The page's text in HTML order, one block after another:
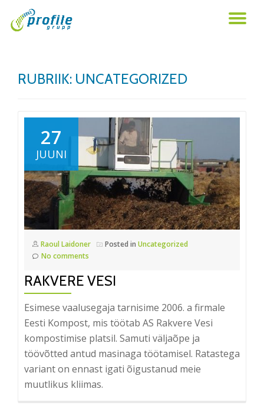
Skip
RUBRIIK: UNCATEGORIZED
27
JUUNI
Raoul Laidoner Posted in Uncategorized
No comments
RAKVERE VESI
Esimese vaalusegaja tarnisime 2006. a firmale
Eesti Kompost, mis töötab AS Rakvere Vesi
kompostimise platsil. Samuti väljaõpe ja
töövõtted antud masinaga töötamisel. Ratastega
variant on ennast igati õigustanud meie
muutlikus kliimas.